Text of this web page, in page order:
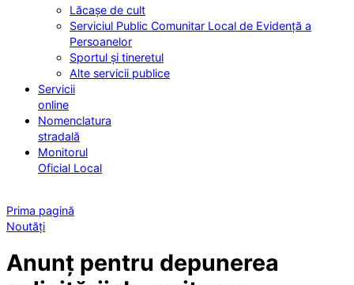
Lăcașe de cult
Serviciul Public Comunitar Local de Evidență a
Persoanelor
Sportul și tineretul
Alte servicii publice
Servicii
online
Nomenclatura
stradală
Monitorul
Oficial Local
Prima pagină
Noutăți
Anunț pentru depunerea